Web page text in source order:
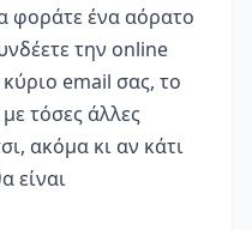
φοράτε ένα αόρατο
την online
email σας, το
τόσες άλλες
ακόμα κι αν κάτι
είναι